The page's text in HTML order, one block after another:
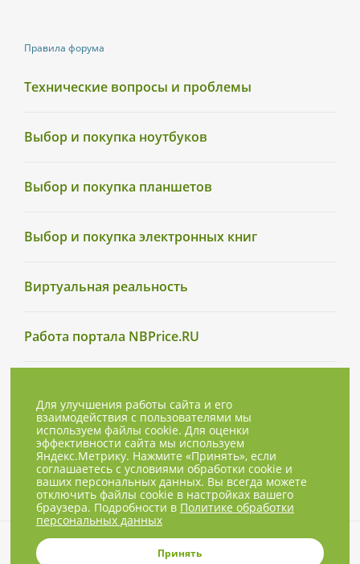
Правила форума
Технические вопросы и проблемы
Выбор и покупка ноутбуков
Выбор и покупка планшетов
Выбор и покупка электронных книг
Виртуальная реальность
Работа портала NBPrice.RU
© 2001-2026, NBPrice.ru — проект
Для улучшения работы сайта и его
взаимодействия с пользователями мы
используем файлы cookie. Для оценки
эффективности сайта мы используем
Яндекс.Метрику. Нажмите «Принять», если
соглашаетесь с условиями обработки cookie и
ваших персональных данных. Вы всегда можете
отключить файлы cookie в настройках вашего
браузера. Подробности в Политике обработки
персональных данных
Принять